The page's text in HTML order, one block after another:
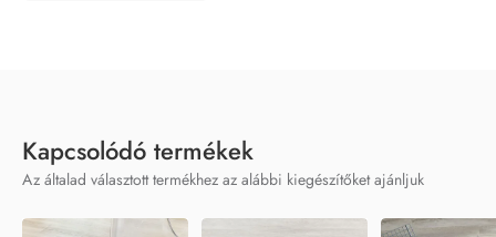
Kapcsolódó termékek
Az általad választott termékhez az alábbi kiegészítőket ajánljuk